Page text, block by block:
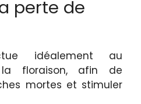
perte de
idéalement au
la floraison, afin de
mortes et stimuler